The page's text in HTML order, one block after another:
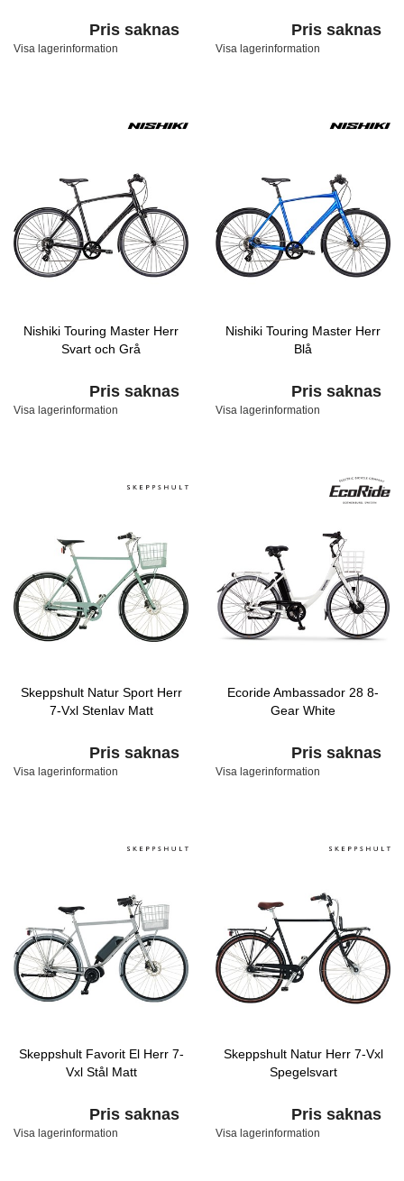
Pris saknas
Visa lagerinformation
Pris saknas
Visa lagerinformation
Nishiki Touring Master Herr
Svart och Grå
Pris saknas
Visa lagerinformation
Nishiki Touring Master Herr
Blå
Pris saknas
Visa lagerinformation
Skeppshult Natur Sport Herr
7-Vxl Stenlav Matt
Pris saknas
Visa lagerinformation
Ecoride Ambassador 28 8-
Gear White
Pris saknas
Visa lagerinformation
Skeppshult Favorit El Herr 7-
Vxl Stål Matt
Pris saknas
Visa lagerinformation
Skeppshult Natur Herr 7-Vxl
Spegelsvart
Pris saknas
Visa lagerinformation